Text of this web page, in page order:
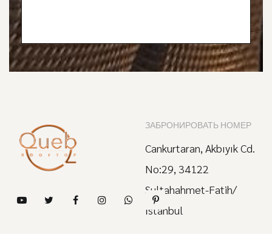
ЗАБРОНИРОВАТЬ НОМЕР
Cankurtaran, Akbıyık Cd.
No:29, 34122
Sultahahmet-Fatih/
İstanbul